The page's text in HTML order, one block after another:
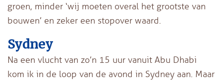
groen, minder ‘wij moeten overal het grootste van
bouwen’ en zeker een stopover waard.
Sydney
Na een vlucht van zo’n 15 uur vanuit Abu Dhabi
kom ik in de loop van de avond in Sydney aan. Maar